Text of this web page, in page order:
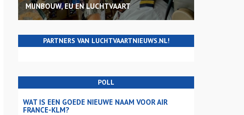
MIJNBOUW, EU EN LUCHTVAART
PARTNERS VAN LUCHTVAARTNIEUWS.NL!
POLL
WAT IS EEN GOEDE NIEUWE NAAM VOOR AIR
FRANCE-KLM?